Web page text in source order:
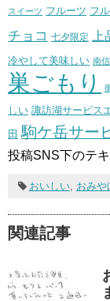
スイーツ フルーツ フ
チョコ 七夕限定 上
冷やして美味しい 南
巣ごもり
しい 諏訪湖サービス
田 駒ケ岳サー
投稿SNS下のテ
おいしい, おみや
関連記事